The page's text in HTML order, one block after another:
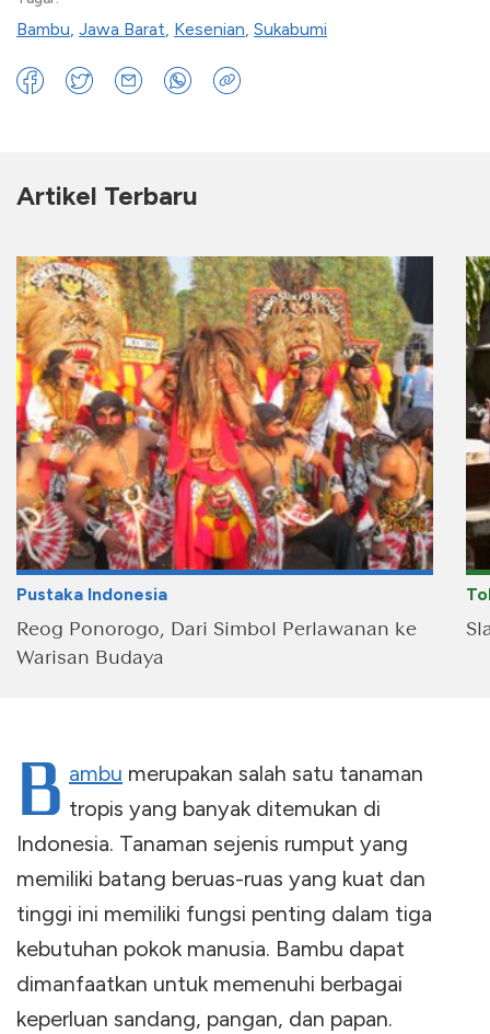
Bambu, Jawa Barat, Kesenian, Sukabumi
Artikel Terbaru
Pustaka Indonesia
Reog Ponorogo, Dari Simbol Perlawanan ke
Warisan Budaya
B ambu merupakan salah satu tanaman
tropis yang banyak ditemukan di
Indonesia. Tanaman sejenis rumput yang
memiliki batang beruas-ruas yang kuat dan
tinggi ini memiliki fungsi penting dalam tiga
kebutuhan pokok manusia. Bambu dapat
dimanfaatkan untuk memenuhi berbagai
keperluan sandang, pangan, dan papan.